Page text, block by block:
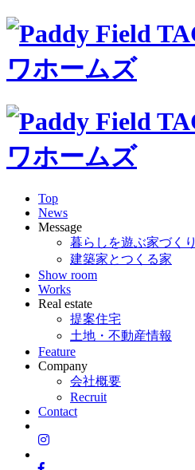
Top
News
Message
暮らしを遊ぶ家づくり
建築家とつくる家
Show room
Works
Real estate
提案住宅
土地・不動産情報
Feature
Company
会社概要
Recruit
Contact